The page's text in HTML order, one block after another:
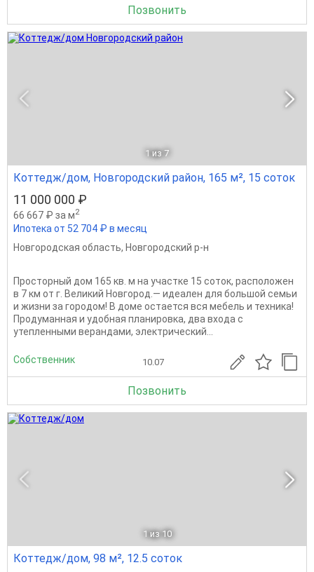
Позвонить
1 из 7
Коттедж/дом, Новгородский район, 165 м², 15 соток
11 000 000 ₽
66 667 ₽ за м2
Ипотека от 52 704 ₽ в месяц
Новгородская область, Новгородский р-н
Просторный дом 165 кв. м на участке 15 соток, расположен
в 7 км от г. Великий Новгород.— идеален для большой семьи
и жизни за городом! В доме остается вся мебель и техника!
Продуманная и удобная планировка, два входа с
утепленными верандами, электрический...
Собственник 10.07
Позвонить
1 из 10
Коттедж/дом, 98 м², 12.5 соток